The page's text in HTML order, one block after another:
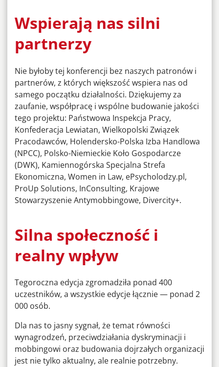
Wspierają nas silni
partnerzy
Nie byłoby tej konferencji bez naszych patronów i
partnerów, z których większość wspiera nas od
samego początku działalności. Dziękujemy za
zaufanie, współpracę i wspólne budowanie jakości
tego projektu: Państwowa Inspekcja Pracy,
Konfederacja Lewiatan, Wielkopolski Związek
Pracodawców, Holendersko-Polska Izba Handlowa
(NPCC), Polsko-Niemieckie Koło Gospodarcze
(DWK), Kamiennogórska Specjalna Strefa
Ekonomiczna, Women in Law, ePsycholodzy.pl,
ProUp Solutions, InConsulting, Krajowe
Stowarzyszenie Antymobbingowe, Divercity+.
Silna społeczność i
realny wpływ
Tegoroczna edycja zgromadziła ponad 400
uczestników, a wszystkie edycje łącznie — ponad 2
000 osób.
Dla nas to jasny sygnał, że temat równości
wynagrodzeń, przeciwdziałania dyskryminacji i
mobbingowi oraz budowania dojrzałych organizacji
jest nie tylko aktualny, ale realnie potrzebny.